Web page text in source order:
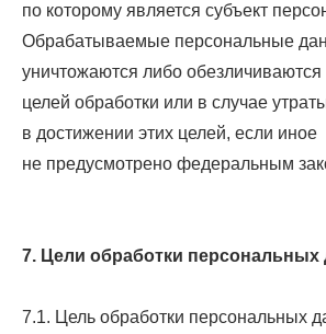
по которому является субъект
Обрабатываемые персональные
уничтожаются либо
целей обработки или в случае
в достижении этих целей, если иное
не предусмотрено федеральным
7. Цели обработки
7.1. Цель обработки персональных